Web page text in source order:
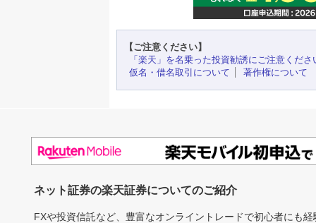
【ご注意ください】
「楽天」を名乗った投資勧誘にご注意くださ
仮名・借名取引について
著作権について
ネット証券の楽天証券についてのご紹介
FXや投資信託など、豊富なオンライントレードで初心者にも